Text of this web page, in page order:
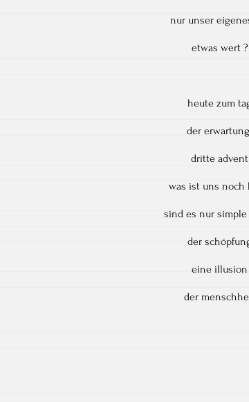
nur unser
etwas wert ?
heute zum
der
dritte advent
was ist uns noch
sind es nur
der
eine illusion
der